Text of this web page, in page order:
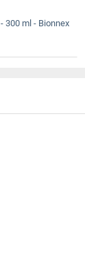
300 ml - Bionnex